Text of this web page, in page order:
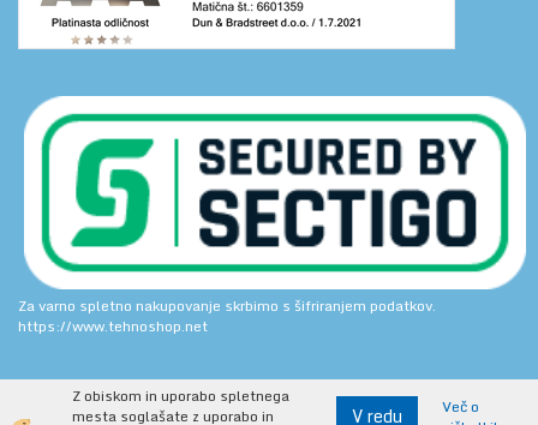
Za varno spletno nakupovanje skrbimo s šifriranjem podatkov.
https://www.tehnoshop.net
Z obiskom in uporabo spletnega
mesta soglašate z uporabo in
V redu
Več o